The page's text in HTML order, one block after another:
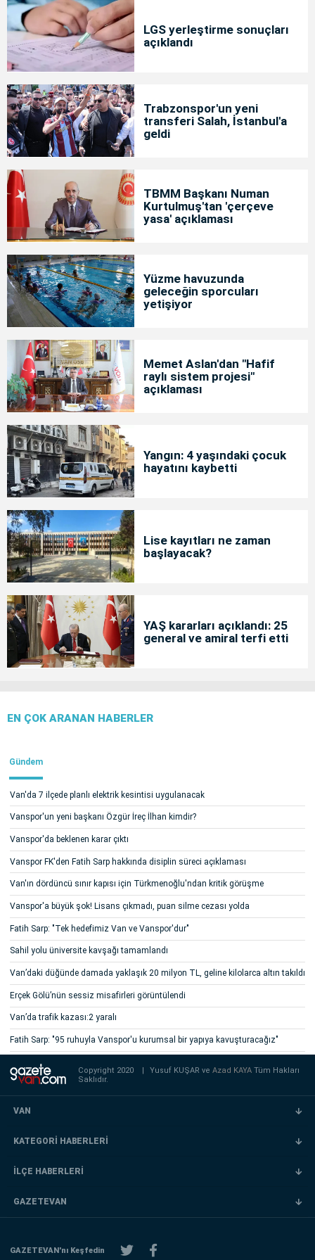
LGS yerleştirme sonuçları
açıklandı
Trabzonspor'un yeni
transferi Salah, İstanbul'a
geldi
TBMM Başkanı Numan
Kurtulmuş'tan 'çerçeve
yasa' açıklaması
Yüzme havuzunda
geleceğin sporcuları
yetişiyor
Memet Aslan'dan "Hafif
raylı sistem projesi"
açıklaması
Yangın: 4 yaşındaki çocuk
hayatını kaybetti
Lise kayıtları ne zaman
başlayacak?
YAŞ kararları açıklandı: 25
general ve amiral terfi etti
EN ÇOK ARANAN HABERLER
Gündem
Van'da 7 ilçede planlı elektrik kesintisi uygulanacak
Vanspor'un yeni başkanı Özgür İreç İlhan kimdir?
Vanspor'da beklenen karar çıktı
Vanspor FK'den Fatih Sarp hakkında disiplin süreci açıklaması
Van'ın dördüncü sınır kapısı için Türkmenoğlu'ndan kritik görüşme
Vanspor'a büyük şok! Lisans çıkmadı, puan silme cezası yolda
Fatih Sarp: "Tek hedefimiz Van ve Vanspor'dur"
Sahil yolu üniversite kavşağı tamamlandı
Van’daki düğünde damada yaklaşık 20 milyon TL, geline kilolarca altın takıldı
Erçek Gölü’nün sessiz misafirleri görüntülendi
Van’da trafik kazası:2 yaralı
Fatih Sarp: "95 ruhuyla Vanspor'u kurumsal bir yapıya kavuşturacağız"
Copyright 2020 | Yusuf KUŞAR veAzad KAYATüm Hakları
Saklıdır.
VAN
KATEGORİ HABERLERİ
İLÇE HABERLERİ
GAZETEVAN
GAZETEVAN'nı Keşfedin